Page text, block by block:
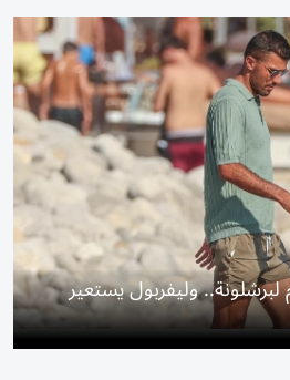
وليفربول يستعير